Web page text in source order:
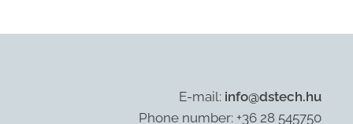
E-mail: info@dstech.hu
Phone number: +36 28 545750